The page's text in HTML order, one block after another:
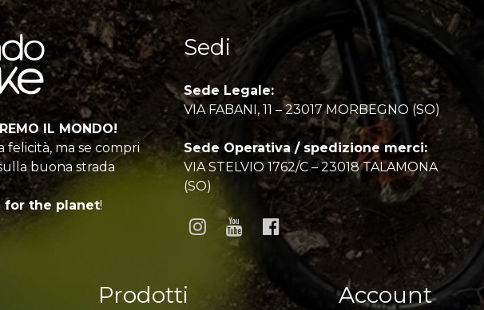
IL MONDO!
felicità, ma se compri
buona strada
for the planet!
Sedi
Sede Legale:
VIA FABANI, 11 – 23017 MORBEGNO (SO)
Sede Operativa / spedizione merci:
VIA STELVIO 1762/C – 23018 TALAMONA
(SO)
Prodotti Account